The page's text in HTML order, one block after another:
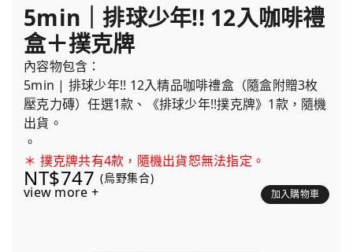
5min｜排球少年!! 12入咖啡禮
盒＋撲克牌
內容物包含：
5min | 排球少年!! 12入精品咖啡禮盒（隨盒附贈3枚
壓克力磚）任選1款、《排球少年!!撲克牌》1款，隨機
出貨。
。
＊ 撲克牌共有4款，隨機出貨恕無法指定。
NT$747 (烏野集合)
view more + 加入購物車